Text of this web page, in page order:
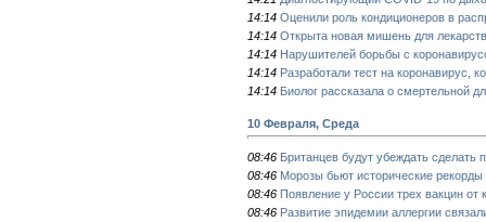
14:14 Оценили роль кондиционеров в
14:14 Открыта новая мишень для
14:14 Нарушителей борьбы с
14:14 Разработали тест на коронавирус,
14:14 Биолог рассказала о смертельной
10 Февраля, Среда
08:46 Британцев будут убеждать сделать
08:46 Морозы бьют исторические рекорды
08:46 Появление у России трех вакцин
08:46 Развитие эпидемии аллергии